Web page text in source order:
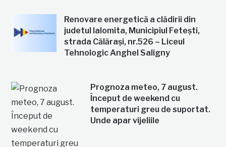
Renovare energetică a clădirii din
judetul Ialomita, Municipiul Fetești,
strada Călărași, nr.526 – Liceul
Tehnologic Anghel Saligny
Prognoza meteo, 7 august.
Început de weekend cu
temperaturi greu de suportat.
Unde apar vijeliile